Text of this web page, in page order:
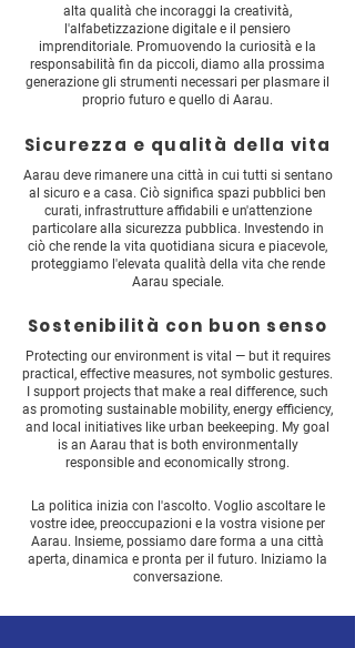
alta qualità che incoraggi la creatività,
l'alfabetizzazione digitale e il pensiero
imprenditoriale. Promuovendo la curiosità e la
responsabilità fin da piccoli, diamo alla prossima
generazione gli strumenti necessari per plasmare il
proprio futuro e quello di Aarau.
Sicurezza e qualità della vita
Aarau deve rimanere una città in cui tutti si sentano
al sicuro e a casa. Ciò significa spazi pubblici ben
curati, infrastrutture affidabili e un'attenzione
particolare alla sicurezza pubblica. Investendo in
ciò che rende la vita quotidiana sicura e piacevole,
proteggiamo l'elevata qualità della vita che rende
Aarau speciale.
Sostenibilità con buon senso
Protecting our environment is vital — but it requires
practical, effective measures, not symbolic gestures.
I support projects that make a real difference, such
as promoting sustainable mobility, energy efficiency,
and local initiatives like urban beekeeping. My goal
is an Aarau that is both environmentally
responsible and economically strong.
La politica inizia con l'ascolto. Voglio ascoltare le
vostre idee, preoccupazioni e la vostra visione per
Aarau. Insieme, possiamo dare forma a una città
aperta, dinamica e pronta per il futuro. Iniziamo la
conversazione.